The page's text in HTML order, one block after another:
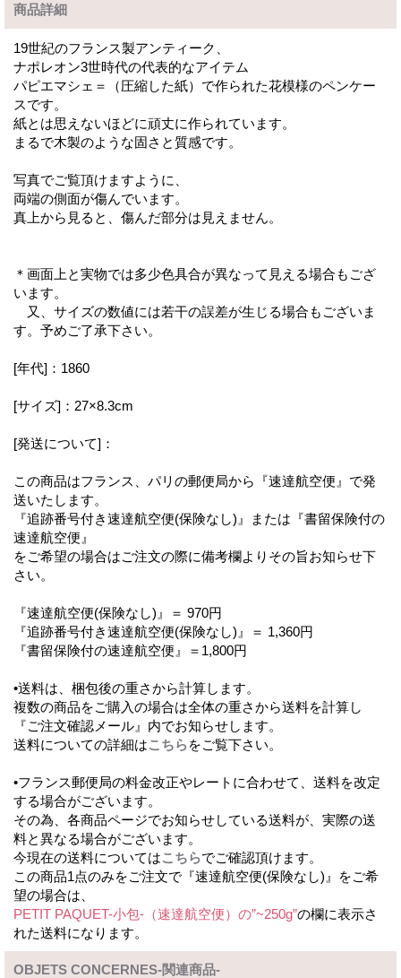
商品詳細
19世紀のフランス製アンティーク、
ナポレオン3世時代の代表的なアイテム
パピエマシェ＝（圧縮した紙）で作られた花模様のペンケー
スです。
紙とは思えないほどに頑丈に作られています。
まるで木製のような固さと質感です。
写真でご覧頂けますように、
両端の側面が傷んでいます。
真上から見ると、傷んだ部分は見えません。
＊画面上と実物では多少色具合が異なって見える場合もござ
います。
又、サイズの数値には若干の誤差が生じる場合もございま
す。予めご了承下さい。
[年代]：1860
[サイズ]：27×8.3cm
[発送について]：
この商品はフランス、パリの郵便局から『速達航空便』で発
送いたします。
『追跡番号付き速達航空便(保険なし)』または『書留保険付の
速達航空便』
をご希望の場合はご注文の際に備考欄よりその旨お知らせ下
さい。
『速達航空便(保険なし)』＝ 970円
『追跡番号付き速達航空便(保険なし)』＝ 1,360円
『書留保険付の速達航空便』＝1,800円
•送料は、梱包後の重さから計算します。
複数の商品をご購入の場合は全体の重さから送料を計算し
『ご注文確認メール』内でお知らせします。
送料についての詳細はこちらをご覧下さい。
•フランス郵便局の料金改正やレートに合わせて、送料を改定
する場合がございます。
その為、各商品ページでお知らせしている送料が、実際の送
料と異なる場合がございます。
今現在の送料についてはこちらでご確認頂けます。
この商品1点のみをご注文で『速達航空便(保険なし)』をご希
望の場合は、
PETIT PAQUET-小包-（速達航空便）の”~250g”の欄に表示さ
れた送料になります。
OBJETS CONCERNES-関連商品-